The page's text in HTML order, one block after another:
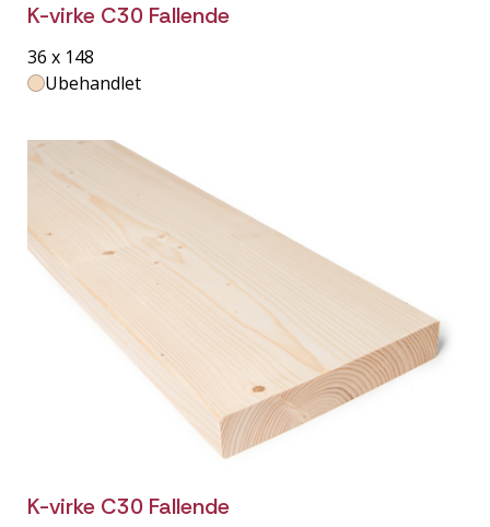
K-virke C30 Fallende
36 x 148
Ubehandlet
K-virke C30 Fallende